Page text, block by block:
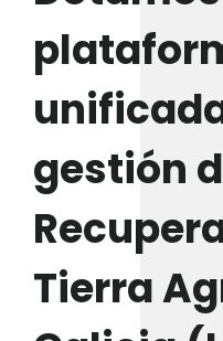
gestión
Tierra